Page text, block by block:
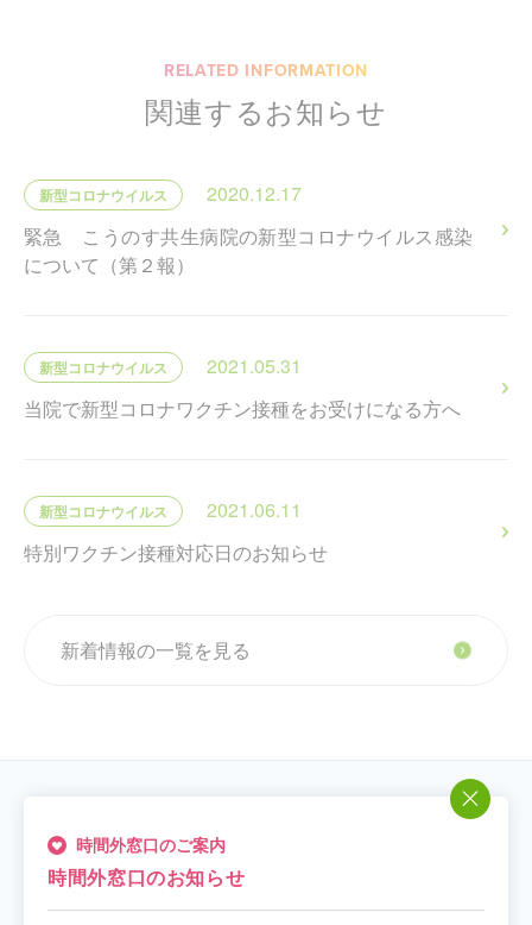
RELATED INFORMATION
関連するお知らせ
新型コロナウイルス
2020.12.17
緊急 こうのす共生病院の新型コロナウイルス感染
について（第２報）
新型コロナウイルス
2021.05.31
当院で新型コロナワクチン接種をお受けになる方へ
新型コロナウイルス
2021.06.11
特別ワクチン接種対応日のお知らせ
新着情報の一覧を見る
お知らせ（65）
時間外窓口のご案内
時間外窓口のお知らせ